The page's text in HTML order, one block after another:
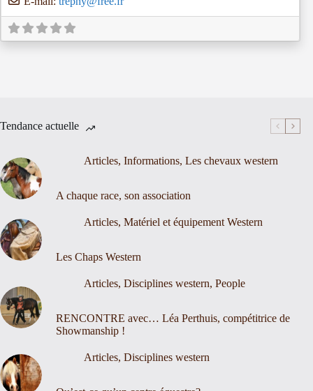
Tendance actuelle
Articles, Informations, Les chevaux western
A chaque race, son association
Articles, Matériel et équipement Western
Les Chaps Western
Articles, Disciplines western, People
RENCONTRE avec… Léa Perthuis, compétitrice de
Showmanship !
Articles, Disciplines western